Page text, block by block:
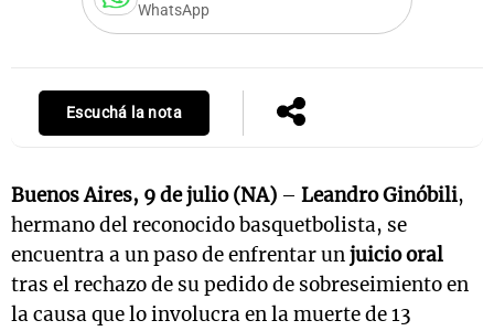
WhatsApp
Escuchá la nota
Buenos Aires, 9 de julio (NA) – Leandro Ginóbili,
hermano del reconocido basquetbolista, se
encuentra a un paso de enfrentar unjuicio oral
tras el rechazo de su pedido de sobreseimiento en
la causa que lo involucra en la muerte de 13